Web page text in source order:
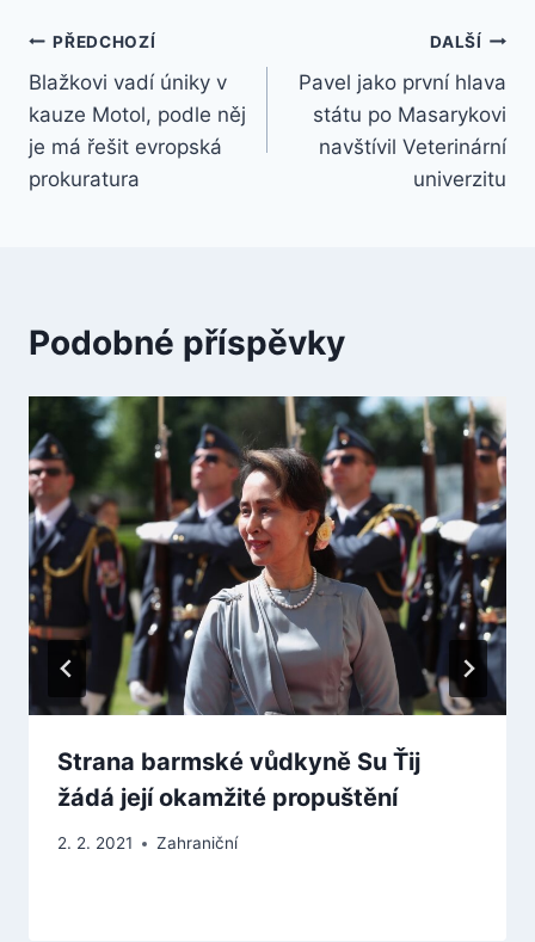
Navigace
pro
příspěvek
PŘEDCHOZÍ
Blažkovi vadí úniky v
kauze Motol, podle něj
je má řešit evropská
prokuratura
DALŠÍ
Pavel jako první hlava
státu po Masarykovi
navštívil Veterinární
univerzitu
Podobné příspěvky
Strana barmské vůdkyně Su Ťij
žádá její okamžité propuštění
2. 2. 2021 Zahraniční